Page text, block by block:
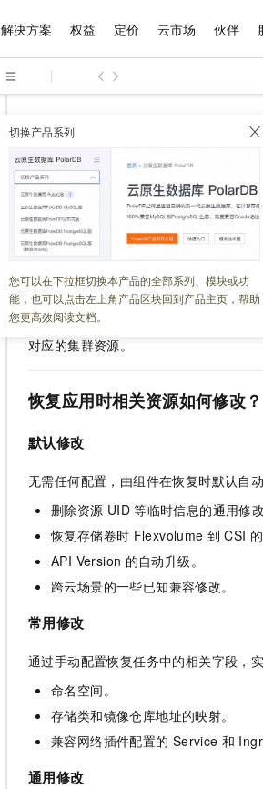
解决方案 权益 定价 云市场 伙伴
切换产品系列
您可以在下拉框切换本产品的全部系列、模块或功
能，也可以点击左上角产品区块回到产品主页，帮助
您更高效阅读文档。
ACK
在恢复应用时修改备份的集群资源
在恢复应用时修改备
更新时间：2026-04-01 08:41:27
备份中心在备份集群资源时，默认将备
手动修改某些字段或配置。例如，在混
要在恢复应用时调整
字段的镜
对应的集群资源。
恢复应用时相关资源如何修改？
默认修改
无需任何配置，由组件在恢复时默认自
删除资源 UID 等临时信息的通用修改
恢复存储卷时 Flexvolume 到 CSI
API Version 的自动升级。
跨云场景的一些已知兼容修改。
常用修改
通过手动配置恢复任务中的相关字段，
命名空间。
存储类和镜像仓库地址的映射。
兼容网络插件配置的 Service 和
通用修改
大模型
文本生成
Qwen3.8-Max HOT
智能体时代全能旗舰模型
Qwen3.7-Plus
Qwen3-VL-Plus
视觉 Coding、空间感知、多模态思考等全面升级 1M
大模型服务
千问AI平台-Token Plan
个人版上线、团队版降价；千问3.8-Max首发发尝鲜
千问AI平台-模型体验
新一代 AI 视频生成模型，深度适配广告营销等场景
AI
丰
大模型解决方案
快速部署 Dify，高效搭建 AI 应用
精选产品
大模型服务平台百炼
大模型服务与应用平台
千问大模型
多元化、高性能、安全可靠的大模型服务
无影云电脑
随时随地安全接入的云上超级电脑
云解析DNS
域
对
一
精选解决方案
千问办公，解锁你的工作新方式
企业级Agent产品，直接交付可用成果
Agency Agents：拥有专属领域专家
多领域专家智能体,一键组建 AI 虚拟交付团队
HappyHorse 打造一站式影视创作平台
快速拥有专属 OpenClaw
睿
自
普惠上云
普惠上云 官方力荐
云服务器38元/年起，超值低价云产品抢先购
官方推荐返现计划
推荐新用户得奖励，单订单最高返9万
云工开物
高校专属算力普惠，学生认证享300元代金券
免费试用
1亿+ 大模型 tokens 和 30+ 款产品免费体验
140+云产品 免费试用
大模型ACA认证体验
助力企业全员 AI 认知与能力提升
AI
智
阿
至
千
产品定价
了解云产品的定价详情
云上成本管理
管理和优化成本
自
推
精选商城
网站建设
多端小程序
Salesforce 国际版订阅
友盟天域
观测云
Tuya 物联网平台阿里云版
蓝凌 OA
畅捷通
Tableau 订阅
生态解决方案
行业生态解决方案
开发者生态解决方案
AI 开发和 AI 应用解决方案
数
数
身
短信
发
成为销售伙伴
分销伙伴
咨询伙伴
销售伙伴合作计划
Salesforce On Alibaba Cloud
Consulting Partner 合作计划
AI 大模型销售与服务生态合作计划
成
产
产
售前咨询
在线服务
售后服务
自助服务
工单服务
短信专区
企
企
企
服
为什么选择阿里云
什么是云计算
技术领先
稳定可靠
安全合规
分析师报告
研究报告与白皮书
天池大赛
AI 算法大赛
最
云
云
云
金